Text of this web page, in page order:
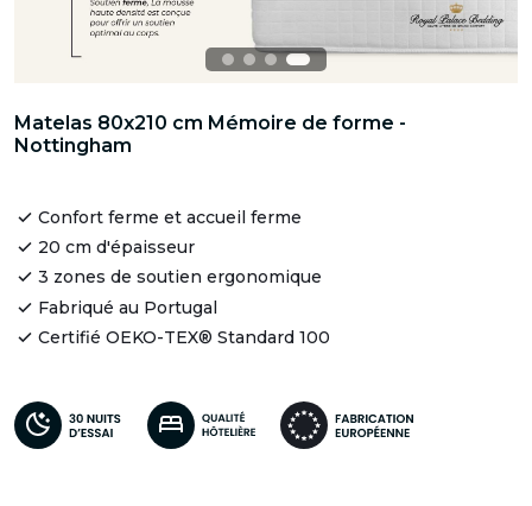
Matelas 80x210 cm Mémoire de forme -
Nottingham
Confort ferme et accueil ferme
20 cm d'épaisseur
3 zones de soutien ergonomique
Fabriqué au Portugal
Certifié OEKO-TEX® Standard 100